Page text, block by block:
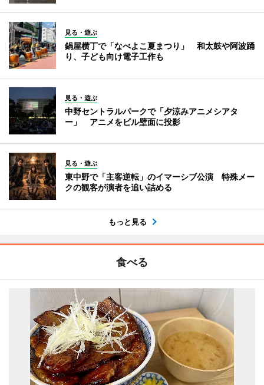
見る・遊ぶ
鍋屋横丁で「なべよこ夏まつり」 和太鼓や阿波踊
り、子ども向け電子工作も
見る・遊ぶ
中野セントラルパークで「夕涼みアニメシアタ
ー」 アニメをビル壁面に投影
見る・遊ぶ
東中野で「主客逆転」のイマーシブ公演 特殊メー
クの観客が演者を追い詰める
もっと見る
食べる